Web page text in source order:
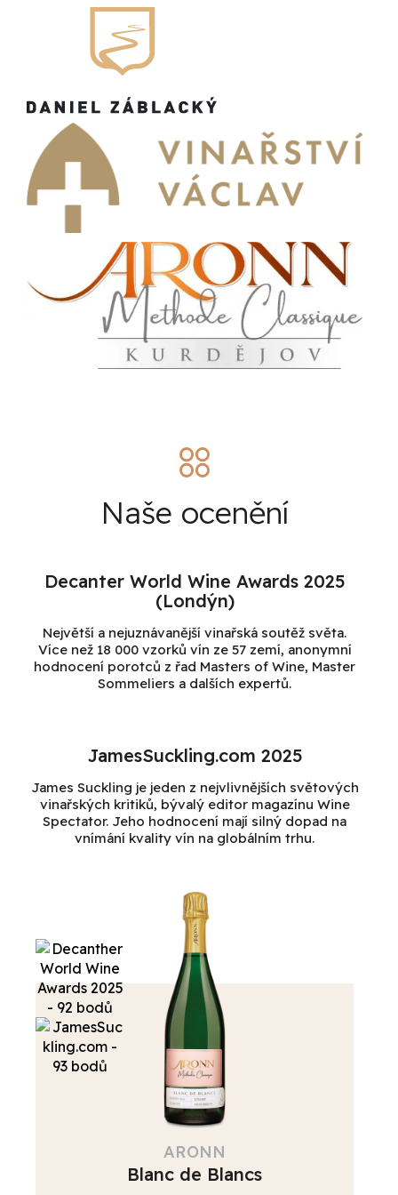
Naše ocenění
Decanter World Wine Awards 2025
(Londýn)
Největší a nejuznávanější vinařská soutěž světa.
Více než 18 000 vzorků vín ze 57 zemí, anonymní
hodnocení porotců z řad Masters of Wine, Master
Sommeliers a dalších expertů.
JamesSuckling.com 2025
James Suckling je jeden z nejvlivnějších světových
vinařských kritiků, bývalý editor magazínu Wine
Spectator. Jeho hodnocení mají silný dopad na
vnímání kvality vín na globálním trhu.
ARONN
Blanc de Blancs